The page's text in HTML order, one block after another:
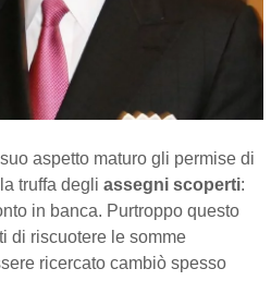
aspetto maturo gli permise di
truffa degli assegni scoperti:
in banca. Purtroppo questo
di riscuotere le somme
ricercato cambiò spesso